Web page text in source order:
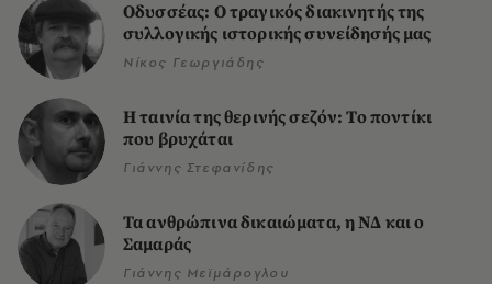
Οδυσσέας: Ο τραγικός διακινητής της
συλλογικής ιστορικής συνείδησής μας
Νίκος Γεωργιάδης
Η ταινία της θερινής σεζόν: Το ποντίκι
που βρυχάται
Γιάννης Στεφανίδης
Τα ανθρώπινα δικαιώματα, η ΝΔ και ο
Σαμαράς
Γιάννης Μεϊμάρογλου